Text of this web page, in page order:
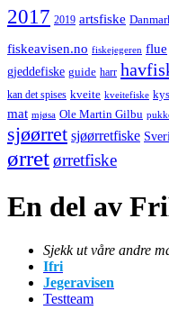
2017 2019 artsfiske
fiskeavisen.no fiskejegeren flue
gjeddefiske guide harr
kan det spises kveite kveitefiske
mat mjøsa Ole Martin Gilbu
sjøørret sjøørretfiske
ørretørretfiske
En del av
Sjekk ut våre andre
Ifri
Jegeravisen
Testteam